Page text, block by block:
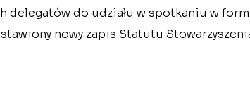
delegatów do udziału w spotkaniu w
nowy zapis Statutu